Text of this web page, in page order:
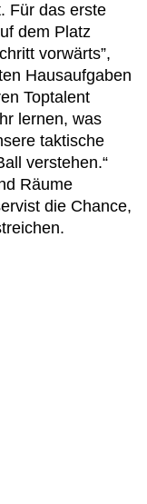
Für das erste
dem Platz
vorwärts”,
Hausaufgaben
Toptalent
lernen, was
taktische
verstehen.“
Räume
die Chance,